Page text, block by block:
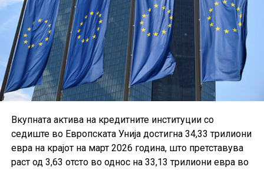
Вкупната актива на кредитните институции со
седиште во Европската Унија достигна 34,33 трилиони
евра на крајот на март 2026 година, што претставува
раст од 3,63 отсто во однос на 33,13 трилиони евра во